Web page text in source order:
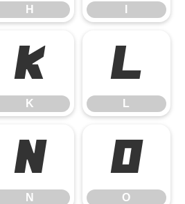
H
K
K
L
L
N
N
O
O